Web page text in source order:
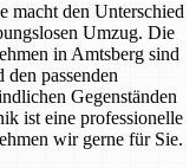
macht den Unterschied
Umzug. Die
in Amtsberg sind
passenden
Gegenständen
ist eine professionelle
wir gerne für Sie.